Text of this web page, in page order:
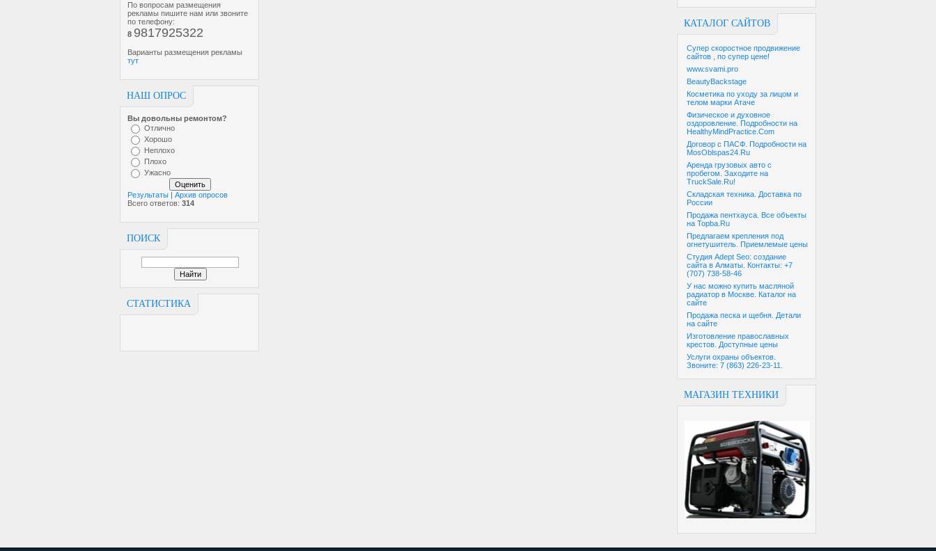
По вопросам размещения
рекламы пишите нам или звоните
по телефону:
8 9817925322
Варианты размещения рекламы
тут
НАШ ОПРОС
Вы довольны ремонтом?
Отлично
Хорошо
Неплохо
Плохо
Ужасно
Результаты
Архив опросов
Всего ответов: 314
ПОИСК
СТАТИСТИКА
КАТАЛОГ САЙТОВ
Супер скоростное продвижение
сайтов , по супер цене!
www.svami.pro
BeautyBackstage
Косметика по уходу за лицом и
телом марки Атаче
Физическое и духовное
оздоровление. Подробности на
HealthyMindPractice.Com
Договор с ПАСФ. Подробности на
MosOblspas24.Ru
Аренда грузовых авто с
пробегом. Заходите на
TruckSale.Ru!
Складская техника. Доставка по
России
Продажа пентхауса. Все объекты
на Topba.Ru
Предлагаем крепления под
огнетушитель. Приемлемые цены
Студия Adept Seo: создание
сайта в Алматы. Контакты: +7
(707) 738-58-46
У нас можно купить масляной
радиатор в Москве. Каталог на
сайте
Продажа песка и щебня. Детали
на сайте
Изготовление православных
крестов. Доступные цены
Услуги охраны объектов.
Звоните: 7 (863) 226-23-11.
МАГАЗИН ТЕХНИКИ